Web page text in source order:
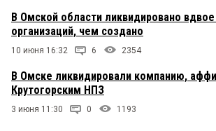
В Омской области ликвидировано
организаций, чем создано
10 июня 16:32 6 2354
В Омске ликвидировали компанию,
Крутогорским НПЗ
3 июня 11:30 0 1193